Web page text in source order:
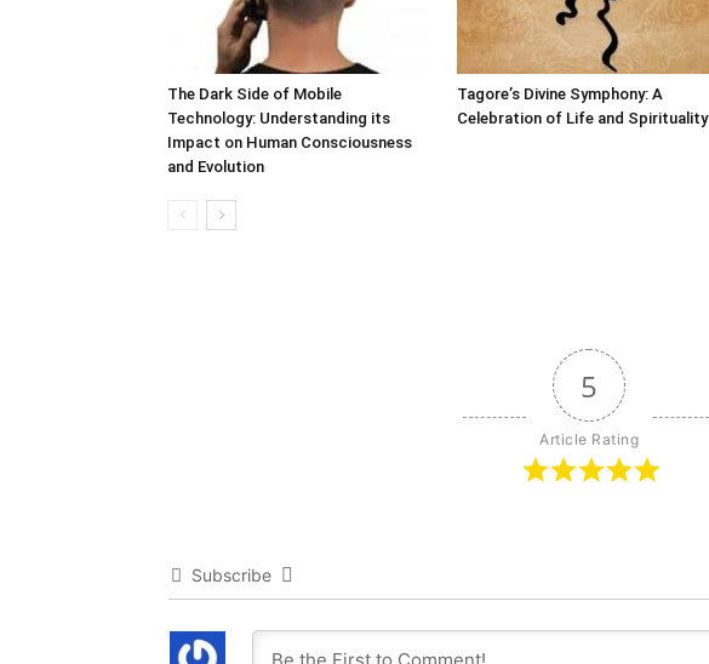
The Dark Side of Mobile
Technology: Understanding its
Impact on Human Consciousness
and Evolution
Tagore’s Divine Symphony: A
Celebration of Life and Spirituality
5
Article Rating
Subscribe